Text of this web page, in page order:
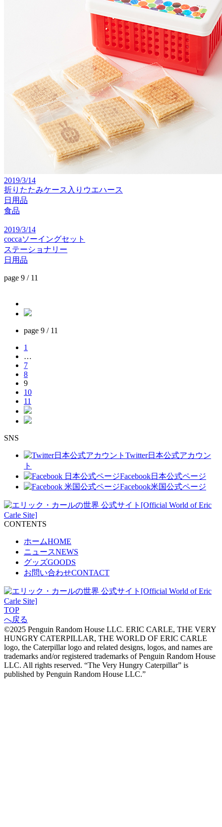
2019/3/14
折りたたみケース入りウエハース
日用品
食品
2019/3/14
coccaソーイングセット
ステーショナリー
日用品
page 9 / 11
page 9 / 11
1
…
7
8
9
10
11
SNS
Twitter日本公式アカウン
ト
Facebook日本公式ページ
Facebook米国公式ページ
CONTENTS
ホームHOME
ニュースNEWS
グッズGOODS
お問い合わせCONTACT
TOP
へ戻る
©2025 Penguin Random House LLC. ERIC CARLE, THE VERY
HUNGRY CATERPILLAR, THE WORLD OF ERIC CARLE
logo, the Caterpillar logo and related designs, logos, and names are
trademarks and/or registered trademarks of Penguin Random House
LLC. All rights reserved. “The Very Hungry Caterpillar” is
published by Penguin Random House LLC.”